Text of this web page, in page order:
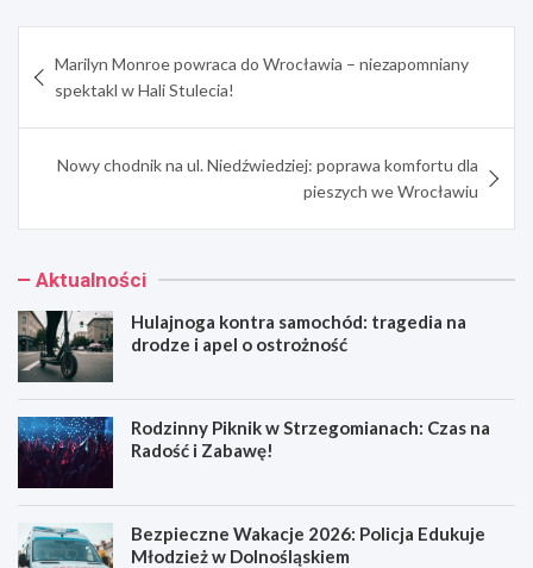
wpisu
Marilyn Monroe powraca do Wrocławia – niezapomniany
spektakl w Hali Stulecia!
Nowy chodnik na ul. Niedźwiedziej: poprawa komfortu dla
pieszych we Wrocławiu
Aktualności
Hulajnoga kontra samochód: tragedia na
drodze i apel o ostrożność
Rodzinny Piknik w Strzegomianach: Czas na
Radość i Zabawę!
Bezpieczne Wakacje 2026: Policja Edukuje
Młodzież w Dolnośląskiem